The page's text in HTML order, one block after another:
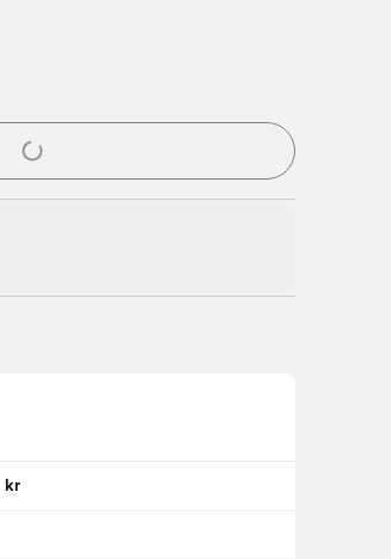
tilmelde dig som medlem
kr